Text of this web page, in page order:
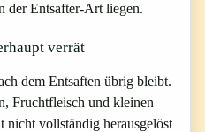
der Entsafter-Art liegen.
verrät
dem Entsaften übrig bleibt.
Fruchtfleisch und kleinen
nicht vollständig herausgelöst